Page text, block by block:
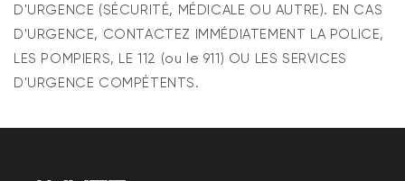
D'URGENCE (SÉCURITÉ, MÉDICALE OU AUTRE). EN CAS
D'URGENCE, CONTACTEZ IMMÉDIATEMENT LA POLICE,
LES POMPIERS, LE 112 (ou le 911) OU LES SERVICES
D'URGENCE COMPÉTENTS.